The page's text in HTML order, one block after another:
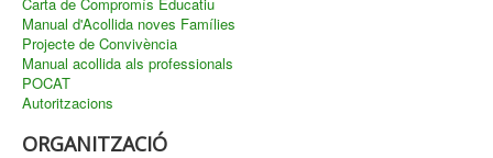
Manual d'Acollida noves Famílies
Projecte de Convivència
Manual acollida als professionals
POCAT
Autoritzacions
ORGANITZACIÓ